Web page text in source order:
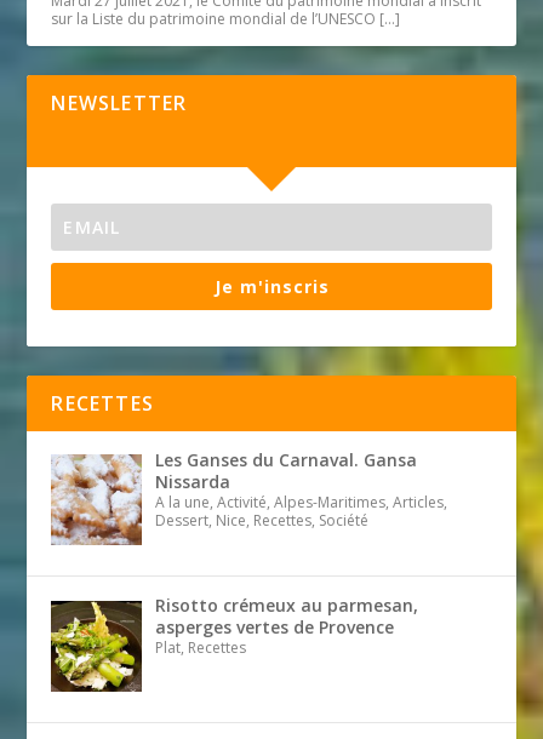
sur la Liste du patrimoine mondial de l’UNESCO […]
NEWSLETTER
Je m'inscris
RECETTES
Les Ganses du Carnaval. Gansa
Nissarda
A la une, Activité, Alpes-Maritimes, Articles,
Dessert, Nice, Recettes, Société
Risotto crémeux au parmesan,
asperges vertes de Provence
Plat, Recettes